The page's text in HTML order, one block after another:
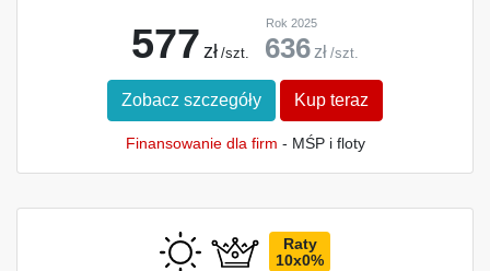
577 zł /szt.
Rok 2025
636 zł /szt.
Zobacz szczegóły Kup teraz
Finansowanie dla firm - MŚP i floty
Raty
10x0%